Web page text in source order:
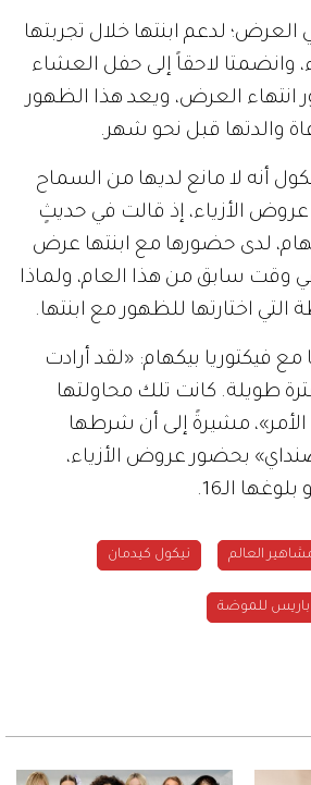
لدعم ابنتها خلال تجربتها
وانضمتا لاحقاً إلى حفل العشاء
انتهاء العرض، ويعد هذا الظهور
والدتها قبل نحو شهر.
أنه لا مانع لديها من السماح
عروض الأزياء، إذ قالت في حديثٍ
لدى حضورها مع ابنتها عرض
في وقت سابق من هذا العام، ولماذا
اختارتها للظهور مع ابنتها.
فيكتوريا بيكهام: «لقد أرادت
طويلة. كانت تلك محاولتها
الأمر»، مشيرةً إلى أن شرطها
بحضور عروض الأزياء،
الـ16.
العالم نيكول كيدمان
باريس للموضة